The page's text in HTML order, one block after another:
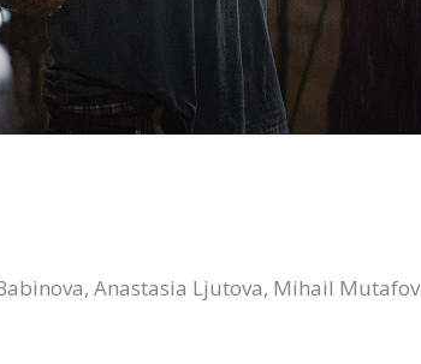
Anastasia Ljutova, Mihail Mutafov